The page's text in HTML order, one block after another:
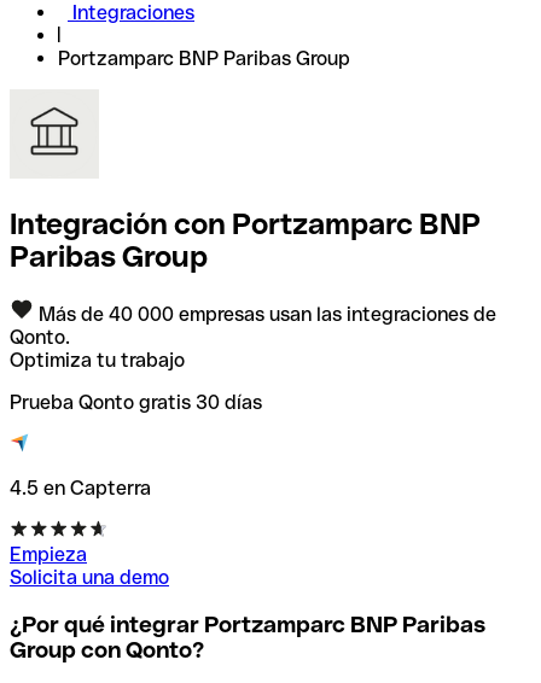
Integraciones
Portzamparc BNP Paribas Group
Integración con Portzamparc BNP
Paribas Group
Más de 40 000 empresas usan las integraciones de
Qonto.
Optimiza tu trabajo
Prueba Qonto gratis 30 días
4.5 en Capterra
Empieza
Solicita una demo
¿Por qué integrar Portzamparc BNP Paribas
Group con Qonto?